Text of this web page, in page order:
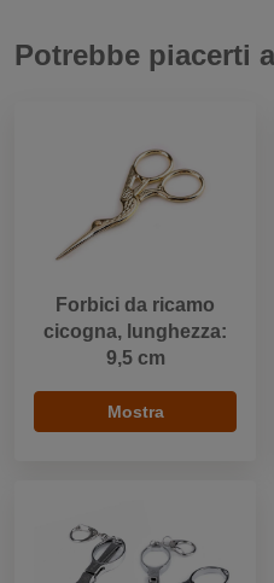
Potrebbe piacerti
Forbici da ricamo
cicogna, lunghezza:
9,5 cm
Mostra